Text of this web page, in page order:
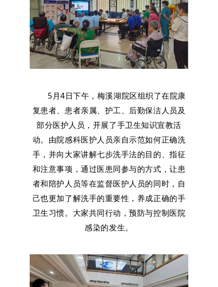
5月4日下午，梅溪湖院区组织了在院康
复患者、患者亲属、护工、后勤保洁人员及
部分医护人员，开展了手卫生知识宣教活
动。由院感科医护人员亲自示范如何正确洗
手，并向大家讲解七步洗手法的目的、指征
和注意事项，通过医患同参与的方式，让患
者和陪护人员等在监督医护人员的同时，自
己也更加了解洗手的重要性，养成正确的手
卫生习惯。大家共同行动，预防与控制医院
感染的发生。